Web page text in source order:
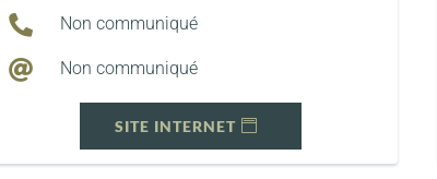
 Non communiqué
 Non communiqué
SITE INTERNET